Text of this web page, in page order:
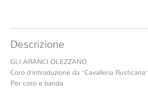
Descrizione
GLI ARANCI OLEZZANO
Coro d’introduzione da “Cavalleria Rusticana”
Per coro e banda